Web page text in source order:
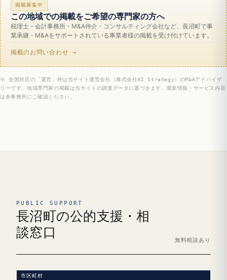
掲載募集中
この地域での掲載をご希望の専門家の方へ
税理士・会計事務所・M&A仲介・コンサルティング会社など、長沼町で事
業承継・M&Aをサポートされている事業者様の掲載を受け付けています。
掲載のお問い合わせ →
※ 全国対応の「運営」枠は当サイト運営会社（株式会社KI Strategy）のM&Aアドバイザ
リーです。地域専門家の掲載は当サイトの調査データに基づきます。最新情報・サービス内容
は各事務所にご確認ください。
PUBLIC SUPPORT
長沼町の公的支援・相
談窓口
無料相談あり
市区町村